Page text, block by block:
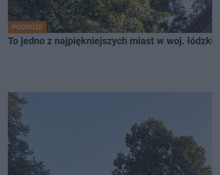
PODRÓŻE
To jedno z najpiękniejszych miast w woj.